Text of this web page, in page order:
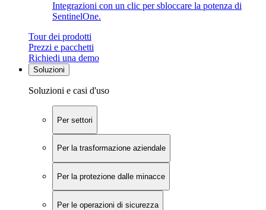
Integrazioni con un clic per sbloccare la potenza di
SentinelOne.
Tour dei prodotti
Prezzi e pacchetti
Richiedi una demo
Soluzioni
Soluzioni e casi d'uso
Per settori
Per la trasformazione aziendale
Per la protezione dalle minacce
Per le operazioni di sicurezza